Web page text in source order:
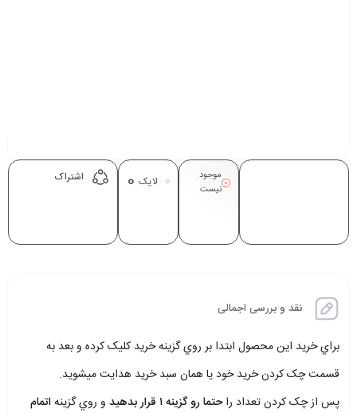
موجود
نیست
لایک 0 اشتراک
نقد و بررسی اجمالی
براي خريد اين محصول ابتدا بر روي گزينه خريد کليک کرده و بعد به
قسمت چک کردن خريد خود يا همان سبد خريد هدايت ميشويد.
پس از چک کردن تعداد راحتما رو گزينه ۱ قرار بدهيد و روي گزينهاتمام